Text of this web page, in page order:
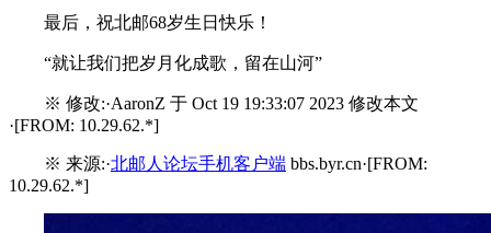
最后，祝北邮68岁生日快乐！
“就让我们把岁月化成歌，留在山河”
※ 修改:·AaronZ 于 Oct 19 19:33:07 2023 修改本文
·[FROM: 10.29.62.*]
※ 来源:·北邮人论坛手机客户端 bbs.byr.cn·[FROM:
10.29.62.*]